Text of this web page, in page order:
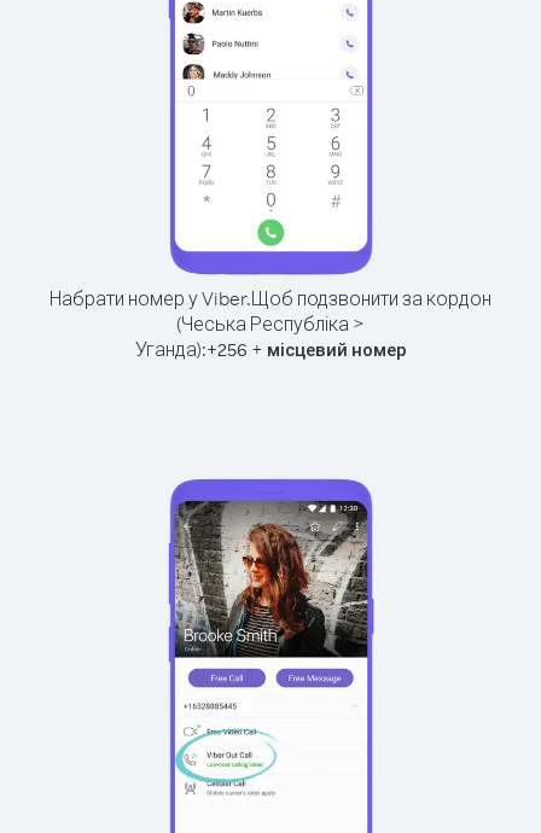
Набрати номер у Viber.Щоб подзвонити за кордон
(Чеська Республіка >
Уганда):+256 + місцевий номер